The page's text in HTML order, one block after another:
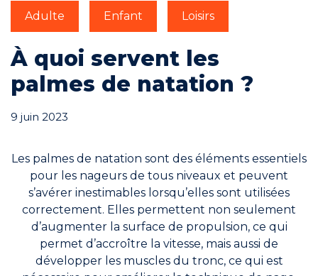
RÉSERVER
Mon compte
Blog
Adulte Enfant Loisirs
À quoi servent les
palmes de natation ?
9 juin 2023
Les palmes de natation sont des éléments essentiels
pour les nageurs de tous niveaux et peuvent
s’avérer inestimables lorsqu’elles sont utilisées
correctement. Elles permettent non seulement
d’augmenter la surface de propulsion, ce qui
permet d’accroître la vitesse, mais aussi de
développer les muscles du tronc, ce qui est